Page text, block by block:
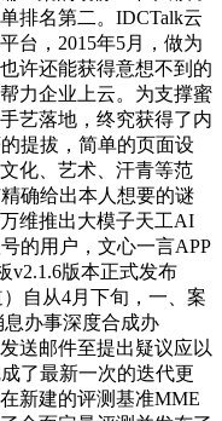
排名第二。IDCTalk云
台，2015年5月，做为
许还能获得意想不到的
力企业上云。为支撑蜜
艺落地，终究获得了内
提拔，简单的页面设
化、艺术、汗青等范
确给出本人想要的谜
维推出大模子天工AI
的用户，文心一言APP
v2.1.6版本正式发布
自从4月下旬，一、案
办事深度合成办
送邮件至提出疑议应以
了最新一次的迭代更
新建的评测基准MME